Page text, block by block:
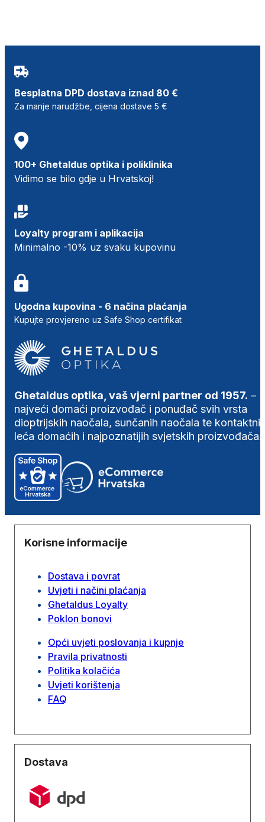
Besplatna DPD dostava iznad 80 €
Za manje narudžbe, cijena dostave 5 €
100+ Ghetaldus optika i poliklinika
Vidimo se bilo gdje u Hrvatskoj!
Loyalty program i aplikacija
Minimalno -10% uz svaku kupovinu
Ugodna kupovina - 6 načina plaćanja
Kupujte provjereno uz Safe Shop certifikat
Ghetaldus optika, vaš vjerni partner od 1957. –
najveći domaći proizvođač i ponuđač svih vrsta
dioptrijskih naočala, sunčanih naočala te
leća domaćih i najpoznatijih svjetskih proizvođača.
Korisne informacije
Dostava i povrat
Uvjeti i načini plaćanja
Ghetaldus Loyalty
Poklon bonovi
Opći uvjeti poslovanja i kupnje
Pravila privatnosti
Politika kolačića
Uvjeti korištenja
FAQ
Dostava